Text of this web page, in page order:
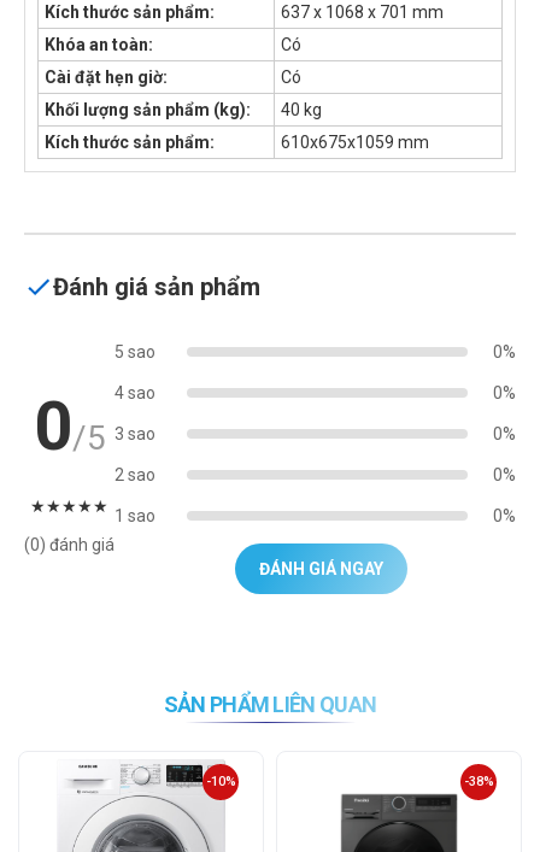
Kích thước sản phẩm:
637 x 1068 x 701 mm
Khóa an toàn:
Có
Cài đặt hẹn giờ:
Có
Khối lượng sản phẩm (kg):
40 kg
Kích thước sản phẩm:
610x675x1059 mm
Đánh giá sản phẩm
0/5
★★★★★
(0) đánh giá
5 sao 0%
4 sao 0%
3 sao 0%
2 sao 0%
1 sao 0%
ĐÁNH GIÁ NGAY
SẢN PHẨM LIÊN QUAN